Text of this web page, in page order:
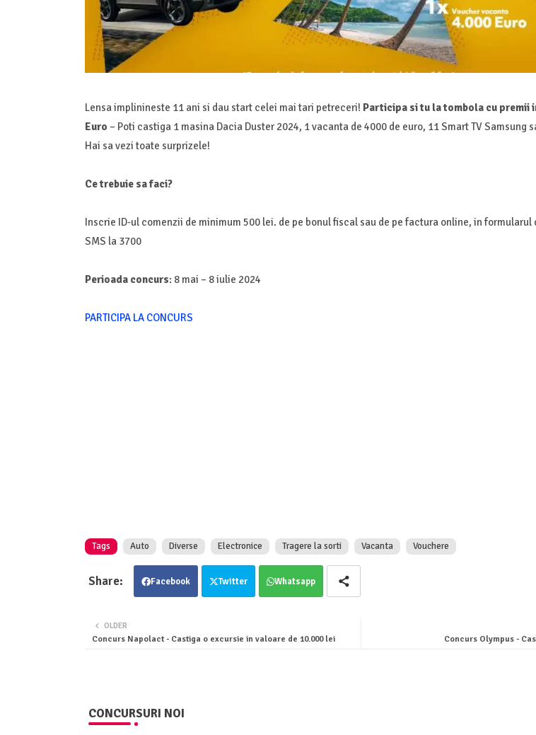
Lensa implinineste 11 ani si dau start celei mai tari petreceri! Participa si tu la tombola cu premii
Euro – Poti castiga 1 masina Dacia Duster 2024, 1 vacanta de 4000 de euro, 11 Smart TV Samsung
Hai sa vezi toate surprizele!
Ce trebuie sa faci?
Inscrie ID-ul comenzii de minimum 500 lei. de pe bonul fiscal sau de pe factura online, in formularul
SMS la 3700
Perioada concurs: 8 mai – 8 iulie 2024
PARTICIPA LA CONCURS
Tags Auto Diverse Electronice Tragere la sorti Vacanta Vouchere
Facebook Twitter Whatsapp
Concurs Olympus -
OLDER
Concurs Napolact - Castiga o excursie in valoare de 10.000 lei
CONCURSURI NOI